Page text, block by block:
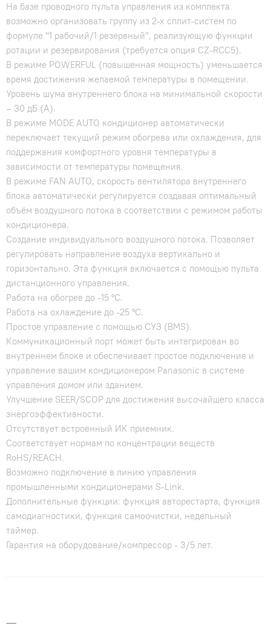
На базе проводного пульта управления из комплекта
возможно организовать группу из 2-х сплит-систем по
формуле "1 рабочий/1 резервный", реализующую функции
ротации и резервирования (требуется опция CZ-RCC5).
В режиме POWERFUL (повышенная мощность) уменьшается
время достижения желаемой температуры в помещении.
Уровень шума внутреннего блока на минимальной скорости
– 30 дБ (А).
В режиме MODE AUTO кондиционер автоматически
переключает текущий режим обогрева или охлаждения, для
поддержания комфортного уровня температуры в
зависимости от температуры помещения.
В режиме FAN AUTO, скорость вентилятора внутреннего
блока автоматически регулируется создавая оптимальный
объём воздушного потока в соответствии с режимом работы
кондиционера.
Создание индивидуального воздушного потока. Позволяет
регулировать направление воздуха вертикально и
горизонтально. Эта функция включается с помощью пульта
дистанционного управления.
Работа на обогрев до -15 °С.
Работа на охлаждение до -25 °С.
Простое управление с помощью СУЗ (BMS).
Коммуникационный порт может быть интегрирован во
внутреннем блоке и обеспечивает простое подключение и
управление вашим кондиционером Panasonic в системе
управления домом или зданием.
Улучшение SEER/SCOP для достижения высочайшего класса
энергоэффективности.
Отсутствует встроенный ИК приемник.
Соответствует нормам по концентрации веществ
RoHS/REACH.
Возможно подключение в линию управления
промышленными кондиционерами S-Link.
Дополнительные функции: функция авторестарта, функция
самодиагностики, функция самоочистки, недельный
таймер.
Гарантия на оборудование/компрессор - 3/5 лет.